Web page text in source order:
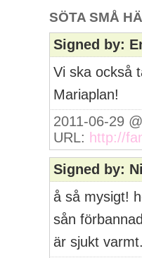
SÖTA SMÅ
Signed by:
Vi ska också
Mariaplan!
2011-06-29
URL: http://
Signed by:
å så mysigt!
sån
är sjukt